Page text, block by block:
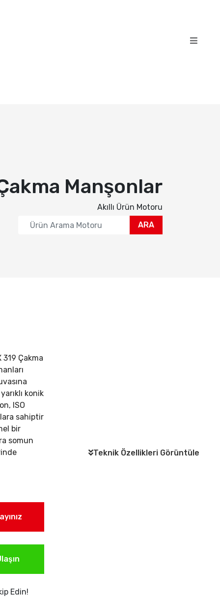
Teknik Özellikleri Görüntüle
Manşonlar
Akıllı Ürün Motoru
ARA
319 Çakma
konik
ISO
sahiptir
bir
somun
Edin!